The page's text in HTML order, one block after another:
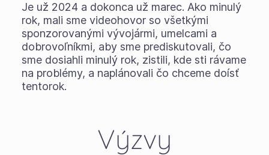
Je už 2024 a dokonca už marec. Ako minulý
rok, mali sme videohovor so všetkými
sponzorovanými vývojármi, umelcami a
dobrovoľníkmi, aby sme prediskutovali, čo
sme dosiahli minulý rok, zistili, kde sti rávame
na problémy, a naplánovali čo chceme doísť
tentorok.
Výzvy